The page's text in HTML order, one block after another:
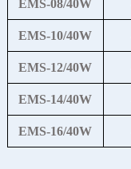
EMS-08/40W
EMS-10/40W
EMS-12/40W
EMS-14/40W
EMS-16/40W